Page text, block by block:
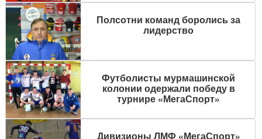
Полсотни команд боролись за
лидерство
Футболисты мурмашинской
колонии одержали победу в
турнире «МегаСпорт»
Дивизионы ЛМФ «МегаСпорт»